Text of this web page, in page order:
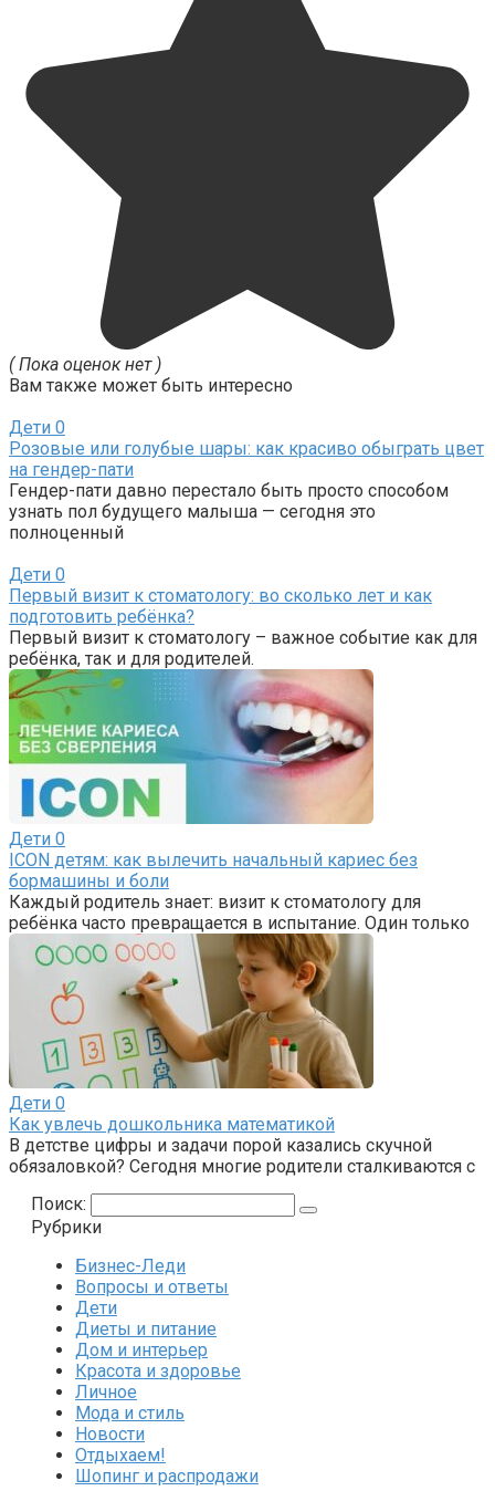
( Пока оценок нет )
Вам также может быть интересно
Дети 0
Розовые или голубые шары: как красиво обыграть цвет
на гендер-пати
Гендер-пати давно перестало быть просто способом
узнать пол будущего малыша — сегодня это
полноценный
Дети 0
Первый визит к стоматологу: во сколько лет и как
подготовить ребёнка?
Первый визит к стоматологу – важное событие как для
ребёнка, так и для родителей.
Дети 0
ICON детям: как вылечить начальный кариес без
бормашины и боли
Каждый родитель знает: визит к стоматологу для
ребёнка часто превращается в испытание. Один только
Дети 0
Как увлечь дошкольника математикой
В детстве цифры и задачи порой казались скучной
обязаловкой? Сегодня многие родители сталкиваются с
Поиск:
Рубрики
Бизнес-Леди
Вопросы и ответы
Дети
Диеты и питание
Дом и интерьер
Красота и здоровье
Личное
Мода и стиль
Новости
Отдыхаем!
Шопинг и распродажи